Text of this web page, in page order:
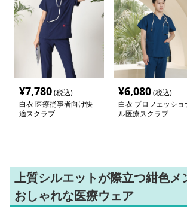
¥7,780(税込)
白衣 医療従事者向け快
適スクラブ
¥6,080(税込)
白衣 プロフェッショ
ル医療スクラブ
上質シルエットが際立つ紺色メ
おしゃれな医療ウェア